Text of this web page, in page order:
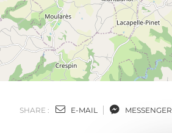
SHARE : E-MAIL MESSENGER